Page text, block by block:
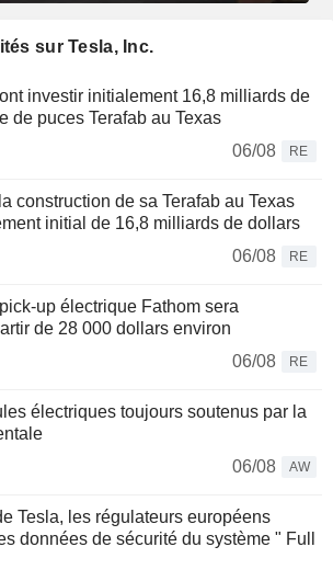
sur Tesla, Inc.
investir initialement 16,8 milliards de
de puces Terafab au Texas
06/08
RE
construction de sa Terafab au Texas
initial de 16,8 milliards de dollars
06/08
RE
up électrique Fathom sera
de 28 000 dollars environ
06/08
RE
électriques toujours soutenus par la
06/08
AW
Tesla, les régulateurs européens
données de sécurité du système " Full